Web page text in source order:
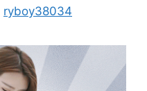
ryboy38034